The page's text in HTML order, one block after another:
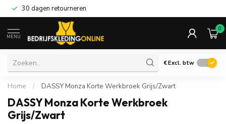
30 dagen retourneren
MENU
0
€Excl. btw
Home / DASSY Monza Korte Werkbroek Grijs/Zwart
DASSY Monza Korte Werkbroek
Grijs/Zwart